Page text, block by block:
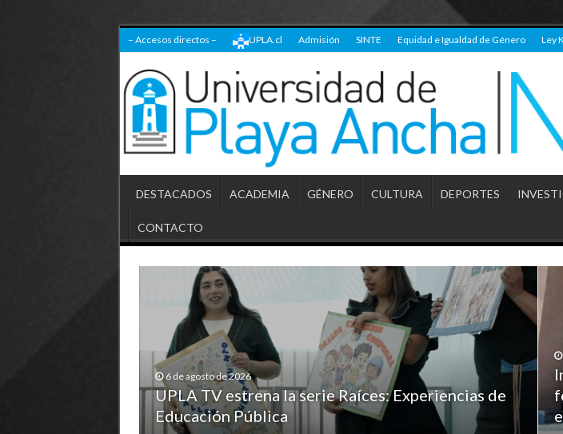
– Accesos directos – UPLA.cl Admisión SINTE Equidad e Igualdad de Género Ley
DESTACADOS ACADEMIA GÉNERO CULTURA DEPORTES
CONTACTO
6 de agosto de 2026
UPLA TV estrena la serie Raíces: Experiencias de
Educación Pública